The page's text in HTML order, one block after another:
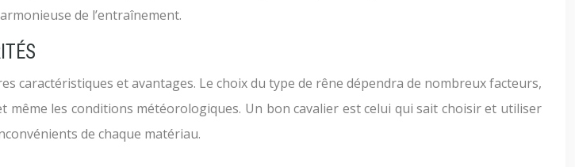
de l’entraînement.
caractéristiques et avantages. Le choix du type de rêne dépendra de nombreux facteurs,
les conditions météorologiques. Un bon cavalier est celui qui sait choisir et utiliser
de chaque matériau.